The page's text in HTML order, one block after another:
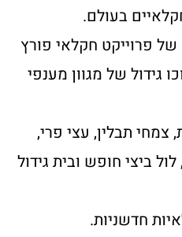
בעולם.
גרין, 45 דונם של פרוייקט חקלאי פורץ
גידול של מגוון מענפי
צמחי תבלין, עצי פרי,
לול ביצי חופש ובית גידול
חדשניות.